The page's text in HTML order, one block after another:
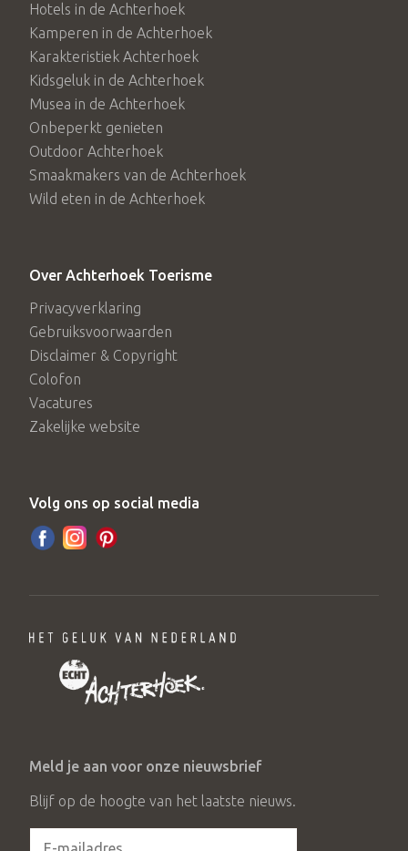
Hotels in de Achterhoek
Kamperen in de Achterhoek
Karakteristiek Achterhoek
Kidsgeluk in de Achterhoek
Musea in de Achterhoek
Onbeperkt genieten
Outdoor Achterhoek
Smaakmakers van de Achterhoek
Wild eten in de Achterhoek
Over Achterhoek Toerisme
Privacyverklaring
Gebruiksvoorwaarden
Disclaimer & Copyright
Colofon
Vacatures
Zakelijke website
Volg ons op social media
Meld je aan voor onze nieuwsbrief
Blijf op de hoogte van het laatste nieuws.